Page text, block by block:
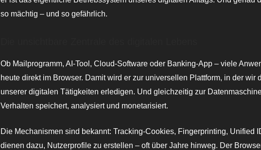
so mächtig – und so gefährlich.
Ob Mailprogramm, AI-Tool, Cloud-Software oder Banking-App – viele
heute direkt im Browser. Damit wird er zur universellen Plattform, in der wir
unserer digitalen Tätigkeiten erledigen. Und gleichzeitig zur
Verhalten speichert, analysiert und monetarisiert.
Die Mechanismen sind bekannt: Tracking-Cookies, Fingerprinting, Unified
dienen dazu, Nutzerprofile zu erstellen – oft über Jahre hinweg. Der